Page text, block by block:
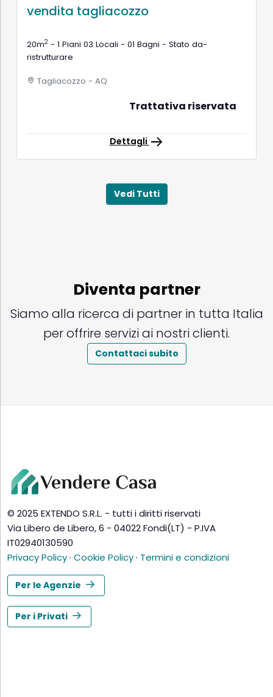
vendita tagliacozzo
20m2 - 1 Piani 03 Locali - 01 Bagni - Stato da-
ristrutturare
Tagliacozzo - AQ
Trattativa riservata
Dettagli
Vedi Tutti
Diventa partner
Siamo alla ricerca di partner in tutta Italia
per offrire servizi ai nostri clienti.
Contattaci subito
© 2025 EXTENDO S.R.L. - tutti i diritti riservati
Via Libero de Libero, 6 - 04022 Fondi(LT) - P.IVA
IT02940130590
Privacy Policy· Cookie Policy· Termini e condizioni
Per le Agenzie
Per i Privati